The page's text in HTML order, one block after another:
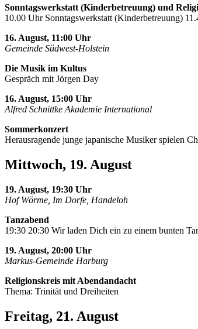
Sonntagswerkstatt (Kinderbetreuung) und
10.00 Uhr Sonntagswerkstatt (Kinderbetreuung)
16. August, 11:00 Uhr
Gemeinde Südwest-Holstein
Die Musik im Kultus
Gespräch mit Jörgen Day
16. August, 15:00 Uhr
Alfred Schnittke Akademie International
Sommerkonzert
Herausragende junge japanische Musiker spielen
Mittwoch, 19. August
19. August, 19:30 Uhr
Hof Wörme, Im Dorfe, Handeloh
Tanzabend
19:30 20:30 Wir laden Dich ein zu einem bunten
19. August, 20:00 Uhr
Markus-Gemeinde Harburg
Religionskreis mit Abendandacht
Thema: Trinität und Dreiheiten
Freitag, 21. August